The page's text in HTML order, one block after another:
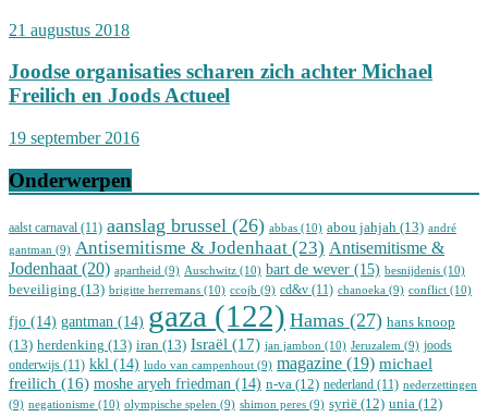
21 augustus 2018
Joodse organisaties scharen zich achter Michael
Freilich en Joods Actueel
19 september 2016
Onderwerpen
aalst carnaval (11) aanslag brussel (26) abbas (10) abou jahjah (13) andré
gantman (9) Antisemitisme & Jodenhaat (23) Antisemitisme &
Jodenhaat (20) apartheid (9) Auschwitz (10) bart de wever (15) besnijdenis (10)
beveiliging (13) brigitte herremans (10) ccojb (9) cd&v (11) chanoeka (9) conflict (10)
fjo (14) gantman (14) gaza (122) Hamas (27) hans knoop
(13) herdenking (13) iran (13) Israël (17) jan jambon (10) Jeruzalem (9) joods
onderwijs (11) kkl (14) ludo van campenhout (9) magazine (19) michael
freilich (16) moshe aryeh friedman (14) n-va (12) nederland (11) nederzettingen
(9) negationisme (10) olympische spelen (9) shimon peres (9) syrië (12) unia (12)